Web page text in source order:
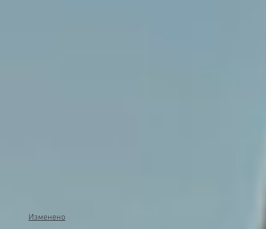
Изменено